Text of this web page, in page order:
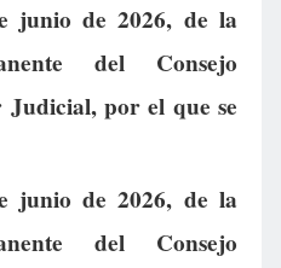
junio de 2026, de la
del Consejo
Judicial, por el que se
junio de 2026, de la
del Consejo